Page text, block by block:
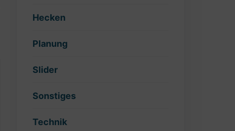
Hecken
Planung
Slider
Sonstiges
Technik